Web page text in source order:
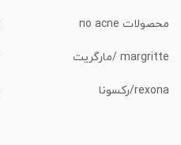
محصولات no acne
margritte /مارگریت
rexona/رکسونا